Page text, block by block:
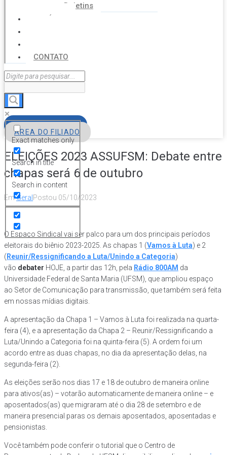
Boletins
NOTÍCIAS
CONTATO
Exact matches only
Search in title
Search in content
ÁREA DO FILIADO
ELEIÇÕES 2023 ASSUFSM: Debate entre
chapas será 6 de outubro
EmGeral Postou 05/10/2023
O Espaço Sindical vai ser palco para um dos principais períodos
eleitorais do biênio 2023-2025. As chapas 1 (Vamos à Luta) e 2
( Reunir/Ressignificando a Luta/Unindo a Categoria)
vão debater HOJE, a partir das 12h, pela Rádio 800AM da
Universidade Federal de Santa Maria (UFSM), que ampliou espaço
ao Setor de Comunicação para transmissão, que também será feita
em nossas mídias digitais.
A apresentação da Chapa 1 – Vamos à Luta foi realizada na quarta-
feira (4), e a apresentação da Chapa 2 – Reunir/Ressignificando a
Luta/Unindo a Categoria foi na quinta-feira (5). A ordem foi um
acordo entre as duas chapas, no dia da apresentação delas, na
segunda-feira (2).
As eleições serão nos dias 17 e 18 de outubro de maneira online
para ativos(as) – votarão automaticamente de maneira online – e
aposentados(as) que migraram até o dia 28 de setembro e de
maneira presencial paras os demais aposentados, aposentadas e
pensionistas.
Você também pode conferir o tutorial que o Centro de